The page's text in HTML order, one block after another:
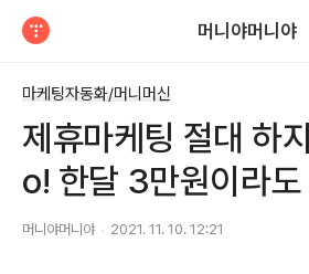
머니야머니야
마케팅자동화/머니머신
제휴마케팅 절대 하
o! 한달 3만원이라
머니야머니야 2021. 11. 10. 12:21